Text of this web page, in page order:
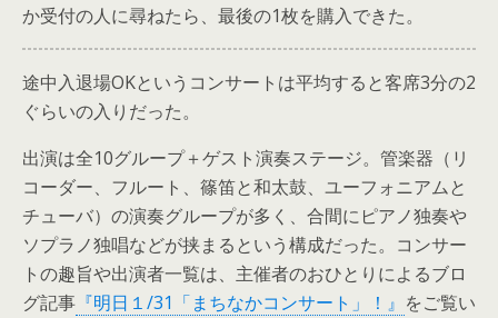
か受付の人に尋ねたら、最後の1枚を購入できた。
途中入退場OKというコンサートは平均すると客席3分の2
ぐらいの入りだった。
出演は全10グループ＋ゲスト演奏ステージ。管楽器（リ
コーダー、フルート、篠笛と和太鼓、ユーフォニアムと
チューバ）の演奏グループが多く、合間にピアノ独奏や
ソプラノ独唱などが挟まるという構成だった。コンサー
トの趣旨や出演者一覧は、主催者のおひとりによるブロ
グ記事 『明日１/31「まちなかコンサート」！』 をご覧い